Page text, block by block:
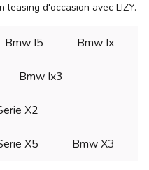
leasing d'occasion avec LIZY.
Bmw I5 Bmw Ix
Bmw Ix3
X2
X5 Bmw X3